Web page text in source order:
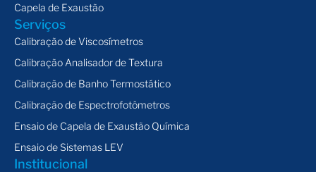
Capela de Exaustão
Serviços
Calibração de Viscosímetros
Calibração Analisador de Textura
Calibração de Banho Termostático
Calibração de Espectrofotômetros
Ensaio de Capela de Exaustão Química
Ensaio de Sistemas LEV
Institucional